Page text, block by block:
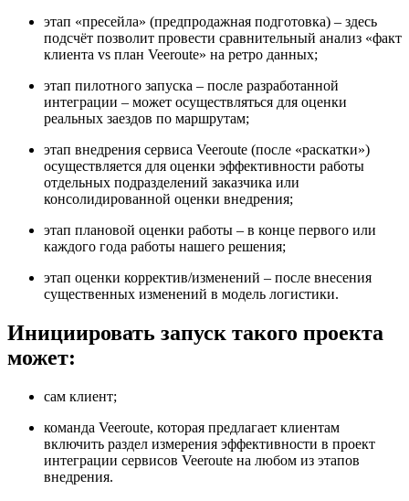
этап «пресейла» (предпродажная подготовка) – здесь
подсчёт позволит провести сравнительный анализ «факт
клиента vs план Veeroute» на ретро данных;
этап пилотного запуска – после разработанной
интеграции – может осуществляться для оценки
реальных заездов по маршрутам;
этап внедрения сервиса Veeroute (после «раскатки»)
осуществляется для оценки эффективности работы
отдельных подразделений заказчика или
консолидированной оценки внедрения;
этап плановой оценки работы – в конце первого или
каждого года работы нашего решения;
этап оценки корректив/изменений – после внесения
существенных изменений в модель логистики.
Инициировать запуск такого проекта
может:
сам клиент;
команда Veeroute, которая предлагает клиентам
включить раздел измерения эффективности в проект
интеграции сервисов Veeroute на любом из этапов
внедрения.